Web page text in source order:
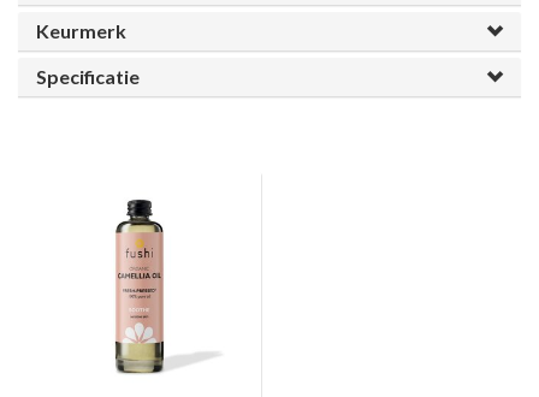
Keurmerk
Specificatie